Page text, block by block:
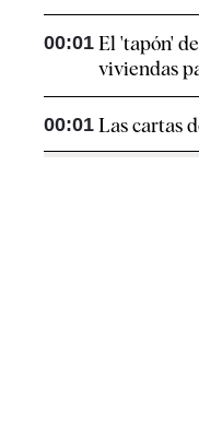
00:01 El 'tapón'
viviendas
00:01 Las cartas